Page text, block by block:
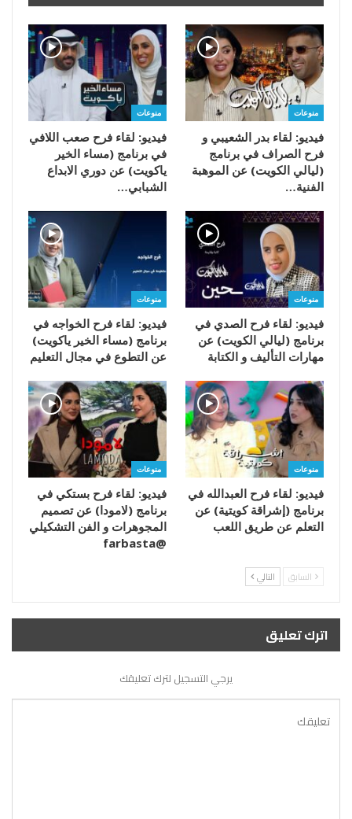
منوعات
فيديو: لقاء بدر الشعيبي و
فرح الصراف في برنامج
(ليالي الكويت) عن الموهبة
الفنية…
منوعات
فيديو: لقاء فرح صعب اللافي
في برنامج (مساء الخير
ياكويت) عن دوري الابداع
الشبابي…
منوعات
فيديو: لقاء فرح الصدي في
برنامج (ليالي الكويت) عن
مهارات التأليف و الكتابة
منوعات
فيديو: لقاء فرح الخواجه في
برنامج (مساء الخير ياكويت)
عن التطوع في مجال التعليم
منوعات
فيديو: لقاء فرح العبدالله في
برنامج (إشراقة كويتية) عن
التعلم عن طريق اللعب
منوعات
فيديو: لقاء فرح بستكي في
برنامج (لامودا) عن تصميم
المجوهرات و الفن التشكيلي
@farbasta
السابق التالي
اترك تعليق
يرجي التسجيل لترك تعليقك